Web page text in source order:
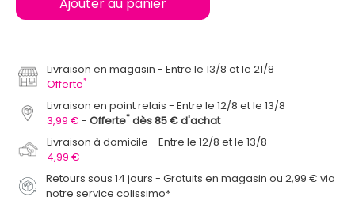
Livraison en magasin
Entre le 13/8 et le 21/8
Offerte*
Livraison en point relais
Entre le 12/8 et le 13/8
3,99 €
Offerte* dès 85 € d'achat
Livraison à domicile
Entre le 12/8 et le 13/8
4,99 €
Retours sous 14 jours - Gratuits en magasin ou 2,99 € via
notre service colissimo*